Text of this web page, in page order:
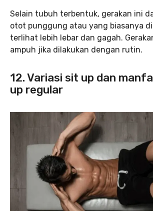
Selain tubuh terbentuk, gerakan ini
otot punggung atau yang biasanya
terlihat lebih lebar dan gagah.
ampuh jika dilakukan dengan rutin.
12. Variasi sit up dan
up regular